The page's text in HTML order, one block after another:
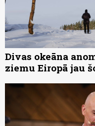
Divas okeāna
ziemu Eiropā jau